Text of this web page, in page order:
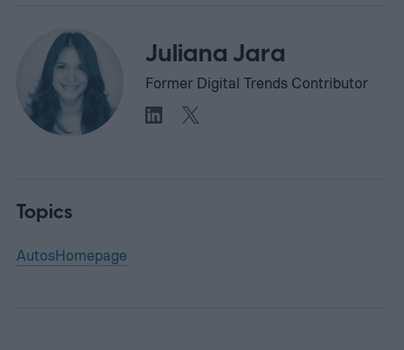
Juliana Jara
Former Digital Trends Contributor
Topics
AutosHomepage